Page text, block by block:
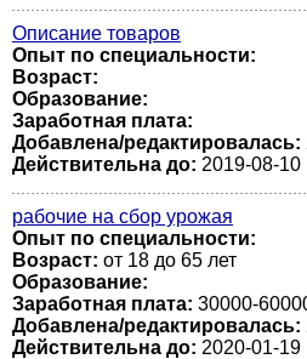
Описание товаров
Опыт по специальности:
Возраст:
Образование:
Заработная плата:
Добавлена/редактировалась:
Действительна до: 2019-08-10
рабочие на сбор урожая
Опыт по специальности:
Возраст: от 18 до 65 лет
Образование:
Заработная плата: 30000-
Добавлена/редактировалась:
Действительна до: 2020-01-19